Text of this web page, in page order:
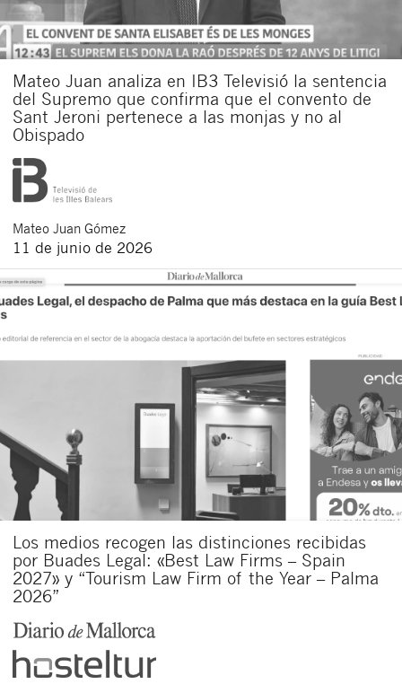
Mateo Juan analiza en IB3 Televisió la sentencia
del Supremo que confirma que el convento de
Sant Jeroni pertenece a las monjas y no al
Obispado
Mateo Juan Gómez
11 de junio de 2026
Los medios recogen las distinciones recibidas
por Buades Legal: «Best Law Firms – Spain
2027» y “Tourism Law Firm of the Year – Palma
2026”
Acepto recibir comunicaciones sobre nuevos
artículos legales.
Acepto
las
condiciones
legales
de
privacidad
de esta
web.
Al pulsar el botón de envío manifiesta haber leído la siguiente
información básica sobre privacidad: El responsable del tratamiento
es Buades Legal S.L. La finalidad es la atención a su solicitud. Tiene
derecho a acceder, rectificar y suprimir los datos, así como otros
derechos como se explica en la